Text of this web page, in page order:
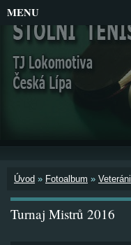
Úvod » Fotoalbum » Veteráni
Turnaj Mistrů 2016
MENU